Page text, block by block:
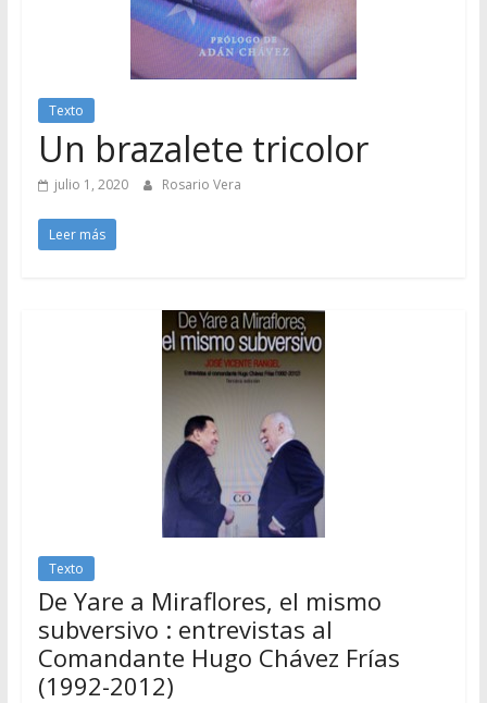
Texto
Un brazalete tricolor
julio 1, 2020 Rosario Vera
Leer más
Texto
De Yare a Miraflores, el mismo
subversivo : entrevistas al
Comandante Hugo Chávez Frías
(1992-2012)